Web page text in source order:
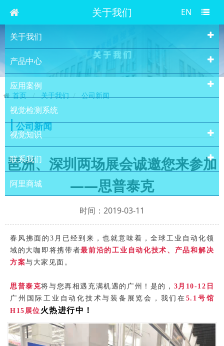
关于我们 EN
关于我们
产品中心
应用案例
视觉检测系统
视觉知识
联系我们
阿里商城
首页 关于我们 公司新闻
公司新闻
琶洲、深圳两场展会诚邀您来参加
——思普泰克
时间：2019-03-11
春风拂面的3月已经到来，也就意味着，全球工业自动化领
域的大咖即将携带者最前沿的工业自动化技术、产品和解决
方案与大家见面。
思普泰克将与您再相遇充满机遇的广州！是的， 3月10-12日
广州国际工业自动化技术与装备展览会，我们在 5.1号馆
H15展位 火热进行中！